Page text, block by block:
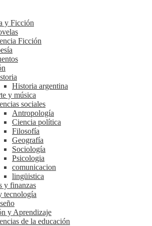
y Ficción
Ficción
Historia argentina
y música
sociales
Antropología
Ciencia política
Filosofía
Geografía
Sociología
Psicologia
comunicacion
lingüistica
y finanzas
tecnología
y Aprendizaje
de la educación